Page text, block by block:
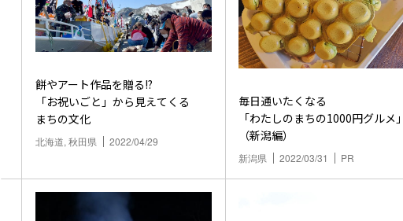
餅やアート作品を贈る!?
「お祝いごと」から見えてくる
まちの文化
北海道, 秋田県 2022/04/29
毎日通いたくなる
「わたしのまちの1000円グルメ」
（新潟編）
新潟県 2022/03/31 PR